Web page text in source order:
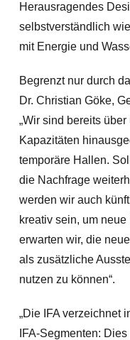
Herausragendes
selbstverständlich
mit Energie und
Begrenzt nur durch
Dr. Christian Göke,
„Wir sind bereits über
Kapazitäten
temporäre Hallen.
die Nachfrage
werden wir auch
kreativ sein, um
erwarten wir, die
als zusätzliche
nutzen zu können“.
„Die IFA verzeichnet
IFA-Segmenten: